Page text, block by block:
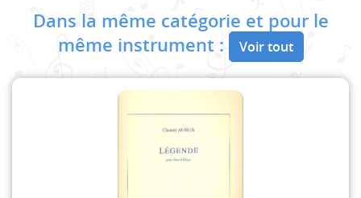
Dans la même catégorie et pour le
même instrument :
Voir tout